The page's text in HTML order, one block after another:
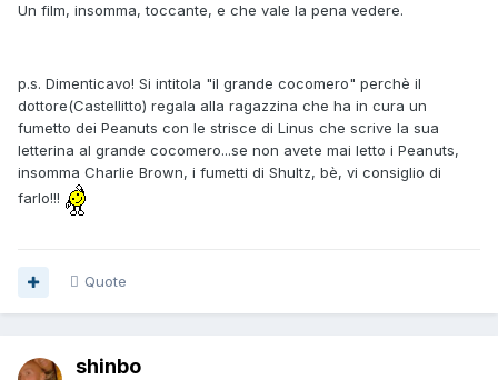
Un film, insomma, toccante, e che vale la pena vedere.
p.s. Dimenticavo! Si intitola "il grande cocomero" perchè il
dottore(Castellitto) regala alla ragazzina che ha in cura un
fumetto dei Peanuts con le strisce di Linus che scrive la sua
letterina al grande cocomero...se non avete mai letto i Peanuts,
insomma Charlie Brown, i fumetti di Shultz, bè, vi consiglio di
farlo!!!
Quote
shinbo